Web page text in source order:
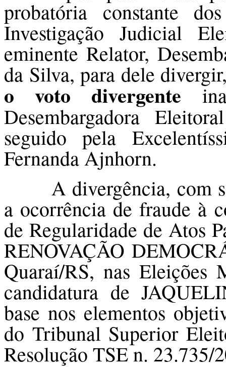
probatória constante
Investigação Judicial
eminente Relator,
da Silva, para dele
o voto divergente
Desembargadora
seguido pela
Fernanda Ajnhorn.
A divergência, com
a ocorrência de fraude à
de Regularidade de Atos
RENOVAÇÃO
Quaraí/RS, nas
candidatura de
base nos elementos
do Tribunal Superior
Resolução TSE n. 23.735/